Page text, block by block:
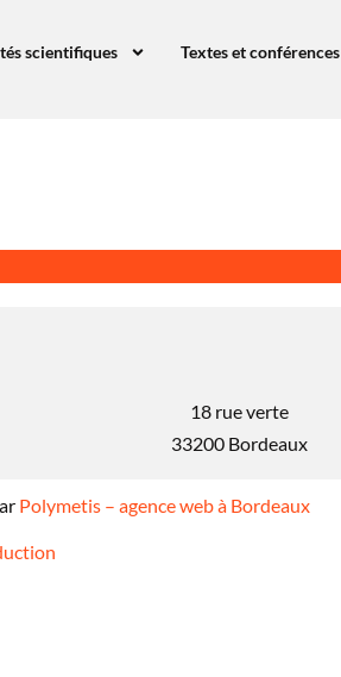
scientifiques Textes et conférences
18 rue verte
33200 Bordeaux
Polymetis – agence web à Bordeaux